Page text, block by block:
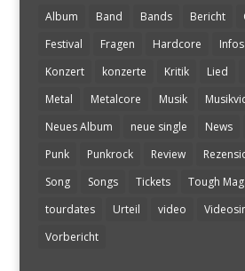
Album Band Bands Bericht
Festival
Fragen Hardcore Infos
Konzert
konzerte Kritik Lied
Metal
Metalcore Musik
Neues Album
neue single News
Punk
Punkrock Review
Song
Songs Tickets Tough
tourdates
Urteil video
Vorbericht